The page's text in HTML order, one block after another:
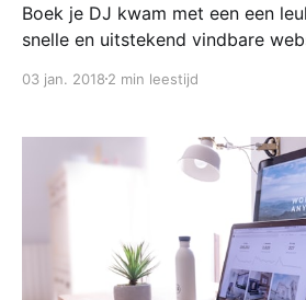
Boek je DJ kwam met een een
snelle en uitstekend vindbare
evenementen van Boek je DJ.nl
plezier aan de slag gegaan. Als
03 jan. 2018 2 min leestijd